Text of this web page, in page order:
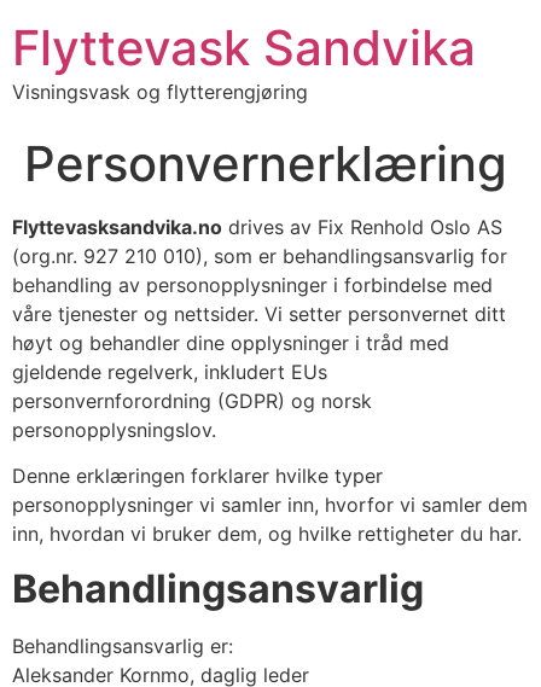
Flyttevask Sandvika
Visningsvask og flytterengjøring
Personvernerklæring
Flyttevasksandvika.no drives av Fix Renhold Oslo AS
(org.nr. 927 210 010), som er behandlingsansvarlig for
behandling av personopplysninger i forbindelse med
våre tjenester og nettsider. Vi setter personvernet ditt
høyt og behandler dine opplysninger i tråd med
gjeldende regelverk, inkludert EUs
personvernforordning (GDPR) og norsk
personopplysningslov.
Denne erklæringen forklarer hvilke typer
personopplysninger vi samler inn, hvorfor vi samler dem
inn, hvordan vi bruker dem, og hvilke rettigheter du har.
Behandlingsansvarlig
Behandlingsansvarlig er:
Aleksander Kornmo, daglig leder